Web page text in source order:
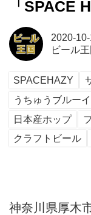
「SPACE
2020-
ビール
SPACEHAZY
うちゅうブルー
日本産ホップ
クラフトビール
神奈川県厚木